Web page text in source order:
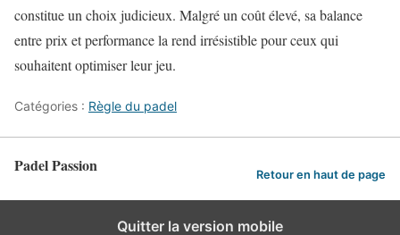
constitue un choix judicieux. Malgré un coût élevé, sa balance
entre prix et performance la rend irrésistible pour ceux qui
souhaitent optimiser leur jeu.
Catégories : Règle du padel
Padel Passion Retour en haut de page
Quitter la version mobile